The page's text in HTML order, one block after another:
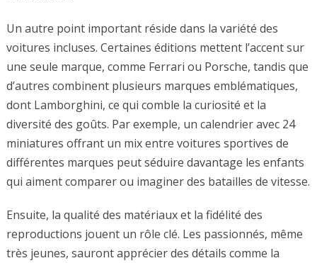
Un autre point important réside dans la variété des
voitures incluses. Certaines éditions mettent l’accent sur
une seule marque, comme Ferrari ou Porsche, tandis que
d’autres combinent plusieurs marques emblématiques,
dont Lamborghini, ce qui comble la curiosité et la
diversité des goûts. Par exemple, un calendrier avec 24
miniatures offrant un mix entre voitures sportives de
différentes marques peut séduire davantage les enfants
qui aiment comparer ou imaginer des batailles de vitesse.
Ensuite, la qualité des matériaux et la fidélité des
reproductions jouent un rôle clé. Les passionnés, même
très jeunes, sauront apprécier des détails comme la